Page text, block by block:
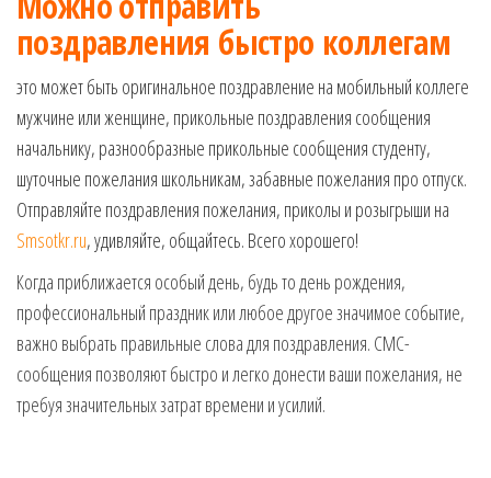
поздравления быстро коллегам
это может быть оригинальное поздравление на мобильный коллеге
мужчине или женщине, прикольные поздравления сообщения
начальнику, разнообразные прикольные сообщения студенту,
шуточные пожелания школьникам, забавные пожелания про отпуск.
Отправляйте поздравления пожелания, приколы и розыгрыши на
Smsotkr.ru, удивляйте, общайтесь. Всего хорошего!
Когда приближается особый день, будь то день рождения,
профессиональный праздник или любое другое значимое событие,
важно выбрать правильные слова для поздравления. СМС-
сообщения позволяют быстро и легко донести ваши пожелания, не
требуя значительных затрат времени и усилий.